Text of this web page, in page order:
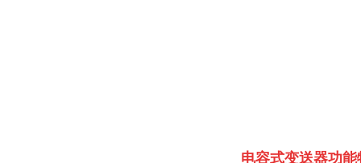
电容式变送器功能